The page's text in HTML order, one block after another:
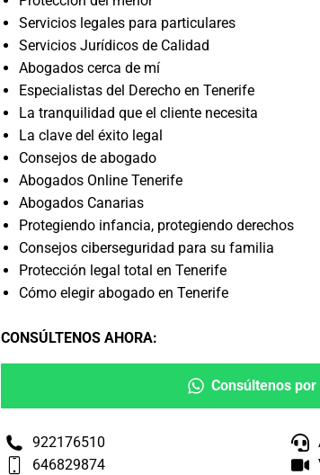
Servicios legales para particulares
Servicios Jurídicos de Calidad
Abogados cerca de mí
Especialistas del Derecho en Tenerife
La tranquilidad que el cliente necesita
La clave del éxito legal
Consejos de abogado
Abogados Online Tenerife
Abogados Canarias
Protegiendo infancia, protegiendo derechos
Consejos ciberseguridad para su familia
Protección legal total en Tenerife
Cómo elegir abogado en Tenerife
CONSÚLTENOS AHORA:
Consúltenos
922176510
646829874